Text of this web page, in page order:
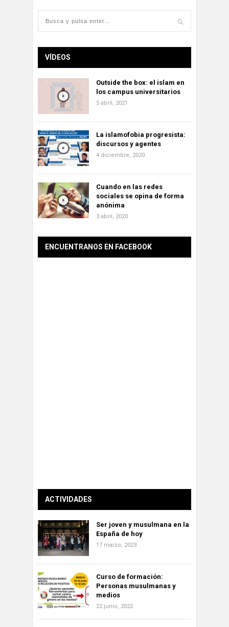
VÍDEOS
Outside the box: el islam en
los campus universitarios
5 abril, 2021
La islamofobia progresista:
discursos y agentes
4 diciembre, 2020
Cuando en las redes
sociales se opina de forma
anónima
3 abril, 2020
ENCUENTRANOS EN FACEBOOK
ACTIVIDADES
Ser joven y musulmana en la
España de hoy
17 marzo, 2023
Curso de formación:
Personas musulmanas y
medios
22 junio, 2022